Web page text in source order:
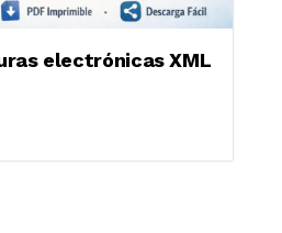
electrónicas XML